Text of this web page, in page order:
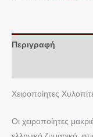
Περιγραφή
Χειροποίητες
Οι χειροποίητες